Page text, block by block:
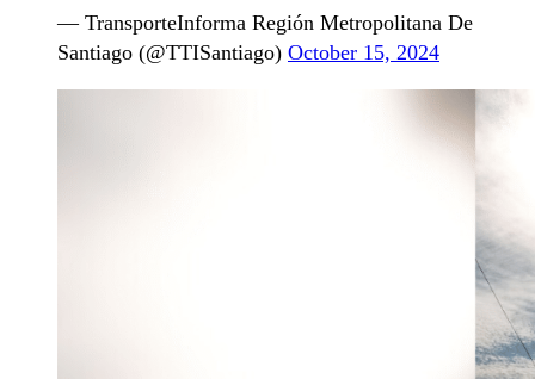
— TransporteInforma Región Metropolitana De
Santiago (@TTISantiago) October 15, 2024